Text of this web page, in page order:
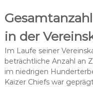
in der
Im Laufe seiner
beträchtliche Anzahl an
im niedrigen
Kaizer Chiefs war